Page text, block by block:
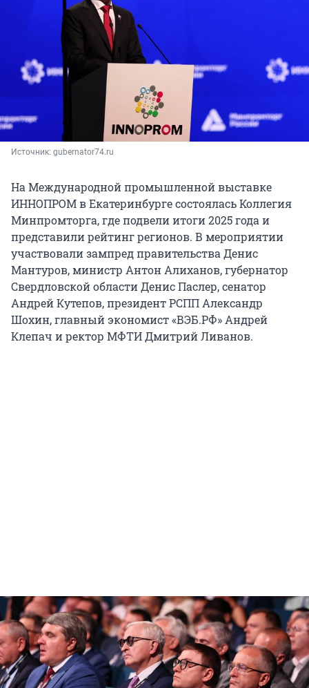
Источник: gubernator74.ru
На Международной промышленной выставке
ИННОПРОМ в Екатеринбурге состоялась Коллегия
Минпромторга, где подвели итоги 2025 года и
представили рейтинг регионов. В мероприятии
участвовали зампред правительства Денис
Мантуров, министр Антон Алиханов, губернатор
Свердловской области Денис Паслер, сенатор
Андрей Кутепов, президент РСПП Александр
Шохин, главный экономист «ВЭБ.РФ» Андрей
Клепач и ректор МФТИ Дмитрий Ливанов.